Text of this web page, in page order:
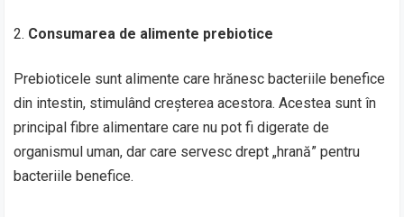
Consumarea de alimente prebiotice
Prebioticele sunt alimente care hrănesc bacteriile benefice
din intestin, stimulând creșterea acestora. Acestea sunt în
principal fibre alimentare care nu pot fi digerate de
organismul uman, dar care servesc drept „hrană” pentru
bacteriile benefice.